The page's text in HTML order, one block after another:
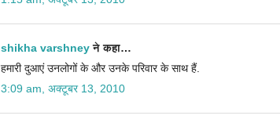
shikha varshneyने कहा…
हमारी दुआएं उनलोगों के और उनके परिवार के साथ हैं.
3:09 am, अक्टूबर 13, 2010